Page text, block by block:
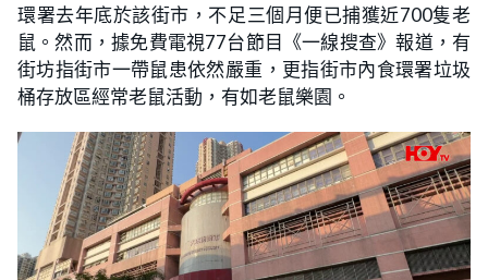
環署去年底於該街市，不足三個月便已捕獲近700隻老
鼠。然而，據免費電視77台節目《一線搜查》報道，有
街坊指街市一帶鼠患依然嚴重，更指街市內食環署垃圾
桶存放區經常老鼠活動，有如老鼠樂園。